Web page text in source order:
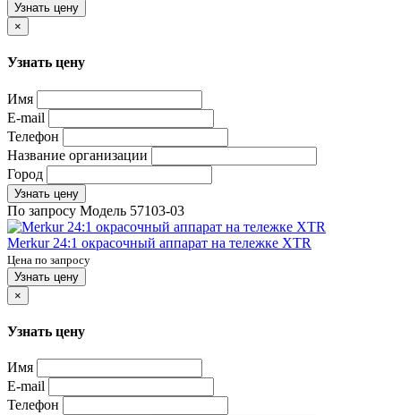
Узнать цену
×
Узнать цену
Имя
E-mail
Телефон
Название организации
Город
Узнать цену
По запросу Модель 57103-03
Merkur 24:1 окрасочный аппарат на тележке XTR
Цена по запросу
Узнать цену
×
Узнать цену
Имя
E-mail
Телефон